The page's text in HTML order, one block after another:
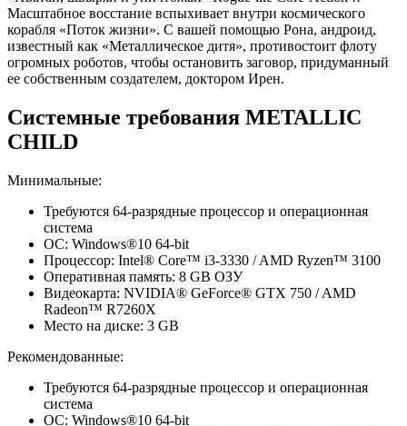
Масштабное восстание вспыхивает внутри космического
корабля «Поток жизни». С вашей помощью Рона, андроид,
известный как «Металлическое дитя», противостоит флоту
огромных роботов, чтобы остановить заговор, придуманный
ее собственным создателем, доктором Ирен.
Системные требования METALLIC
CHILD
Минимальные:
Требуются 64-разрядные процессор и операционная
система
ОС: Windows®10 64-bit
Процессор: Intel® Core™ i3-3330 / AMD Ryzen™ 3100
Оперативная память: 8 GB ОЗУ
Видеокарта: NVIDIA® GeForce® GTX 750 / AMD
Radeon™ R7260X
Место на диске: 3 GB
Рекомендованные:
Требуются 64-разрядные процессор и операционная
система
ОС: Windows®10 64-bit